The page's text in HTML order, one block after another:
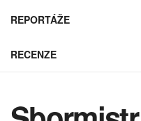
REPORTÁŽE
RECENZE